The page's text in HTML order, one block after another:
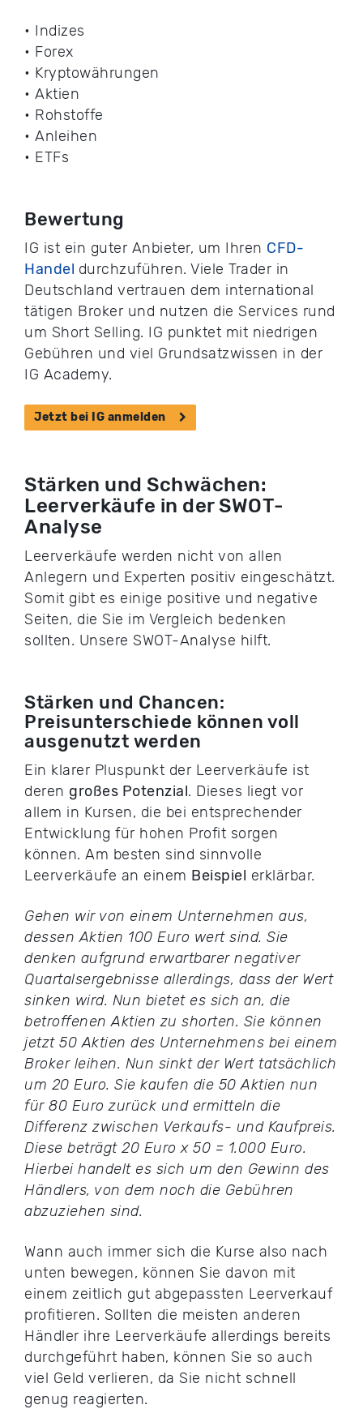
• Indizes
• Forex
• Kryptowährungen
• Aktien
• Rohstoffe
• Anleihen
• ETFs
Bewertung
IG ist ein guter Anbieter, um Ihren CFD-
Handel durchzuführen. Viele Trader in
Deutschland vertrauen dem international
tätigen Broker und nutzen die Services rund
um Short Selling. IG punktet mit niedrigen
Gebühren und viel Grundsatzwissen in der
IG Academy.
Jetzt bei IG anmelden
Stärken und Schwächen:
Leerverkäufe in der SWOT-
Analyse
Leerverkäufe werden nicht von allen
Anlegern und Experten positiv eingeschätzt.
Somit gibt es einige positive und negative
Seiten, die Sie im Vergleich bedenken
sollten. Unsere SWOT-Analyse hilft.
Stärken und Chancen:
Preisunterschiede können voll
ausgenutzt werden
Ein klarer Pluspunkt der Leerverkäufe ist
deren großes Potenzial. Dieses liegt vor
allem in Kursen, die bei entsprechender
Entwicklung für hohen Profit sorgen
können. Am besten sind sinnvolle
Leerverkäufe an einem Beispiel erklärbar.
Gehen wir von einem Unternehmen aus,
dessen Aktien 100 Euro wert sind. Sie
denken aufgrund erwartbarer negativer
Quartalsergebnisse allerdings, dass der Wert
sinken wird. Nun bietet es sich an, die
betroffenen Aktien zu shorten. Sie können
jetzt 50 Aktien des Unternehmens bei einem
Broker leihen. Nun sinkt der Wert tatsächlich
um 20 Euro. Sie kaufen die 50 Aktien nun
für 80 Euro zurück und ermitteln die
Differenz zwischen Verkaufs- und Kaufpreis.
Diese beträgt 20 Euro x 50 = 1.000 Euro.
Hierbei handelt es sich um den Gewinn des
Händlers, von dem noch die Gebühren
abzuziehen sind.
Wann auch immer sich die Kurse also nach
unten bewegen, können Sie davon mit
einem zeitlich gut abgepassten Leerverkauf
profitieren. Sollten die meisten anderen
Händler ihre Leerverkäufe allerdings bereits
durchgeführt haben, können Sie so auch
viel Geld verlieren, da Sie nicht schnell
genug reagierten.